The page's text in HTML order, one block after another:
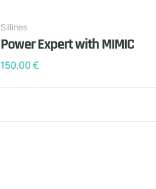
Sillines
Power Expert with MIMIC
150,00€